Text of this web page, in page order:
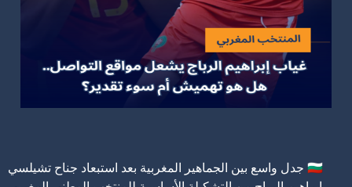
جدل واسع بين الجماهير المغربية بعد استبعاد جناح تشيلسي 🇬🇧